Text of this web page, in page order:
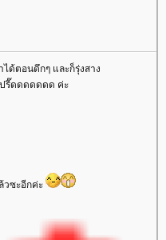
ด้ตอนดึกๆ และก็รุ่งสาง
ปรี๊ดดดดดดด ค่ะ
วซะอีกค่ะ